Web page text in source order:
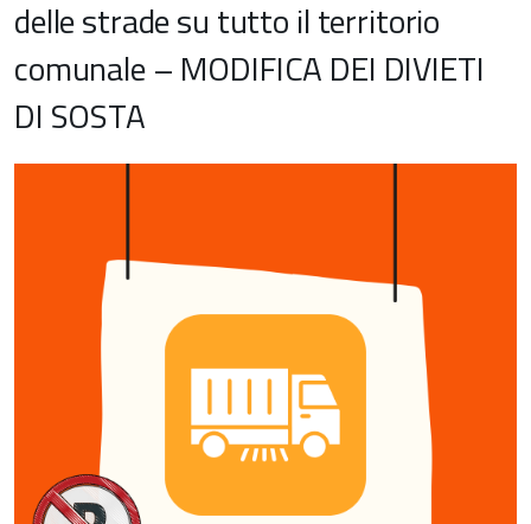
delle strade su tutto il territorio
comunale – MODIFICA DEI DIVIETI
DI SOSTA